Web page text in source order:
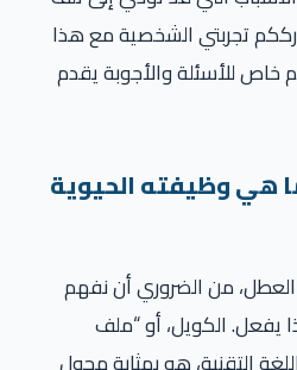
تجربتي الشخصية مع هذا
خاص للأسئلة والأجوبة يقدم
هي وظيفته الحيوية
من الضروري أن نفهم
يفعل. الكويل، أو “ملف